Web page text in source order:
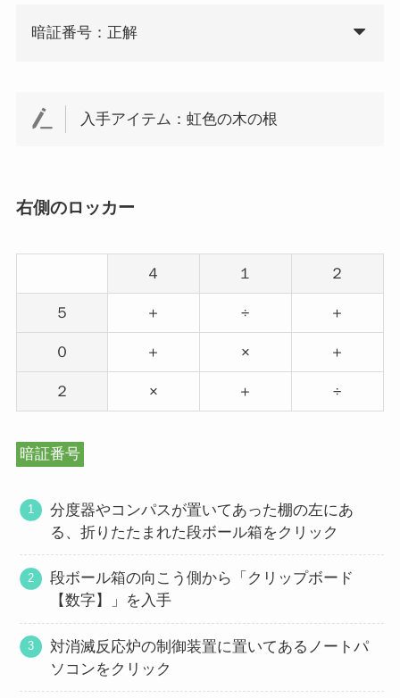
暗証番号：正解
入手アイテム：虹色の木の根
右側のロッカー
４ １ ２
５ ＋ ÷ ＋
０ ＋ × ＋
２ × ＋ ÷
暗証番号
分度器やコンパスが置いてあった棚の左にあ
る、折りたたまれた段ボール箱をクリック
段ボール箱の向こう側から「クリップボード
【数字】」を入手
対消滅反応炉の制御装置に置いてあるノートパ
ソコンをクリック